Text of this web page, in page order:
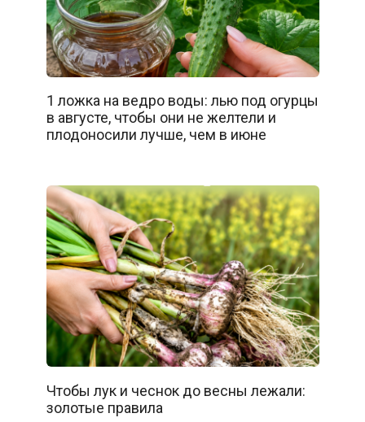
1 ложка на ведро воды: лью под огурцы
в августе, чтобы они не желтели и
плодоносили лучше, чем в июне
Чтобы лук и чеснок до весны лежали:
золотые правила